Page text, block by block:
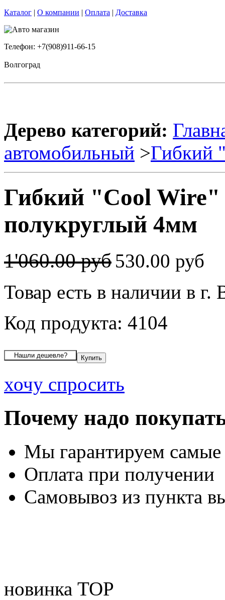
Каталог | О компании | Оплата | Доставка
Телефон: +7(908)911-66-15
Волгоград
Дерево категорий:
автомобильный >Гибкий
Гибкий "Cool Wire"
полукруглый 4мм
1'060.00 руб 530.00 руб
Товар есть в наличии в г.
Код продукта: 4104
хочу спросить
Почему надо
Мы гарантируем
Оплата при получении
Самовывоз из пункта
новинка TOP